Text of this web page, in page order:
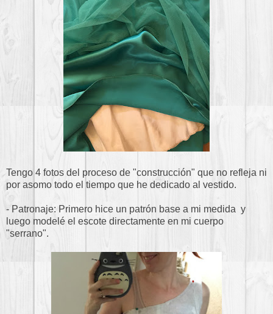
Tengo 4 fotos del proceso de "construcción" que no refleja ni
por asomo todo el tiempo que he dedicado al vestido.
- Patronaje: Primero hice un patrón base a mi medida y
luego modelé el escote directamente en mi cuerpo
"serrano".